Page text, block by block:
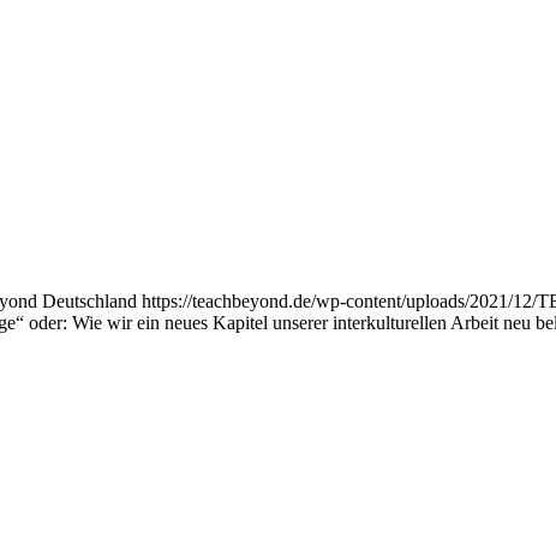
Deutschland https://teachbeyond.de/wp-content/uploads/2021/12/
oder: Wie wir ein neues Kapitel unserer interkulturellen Arbeit neu